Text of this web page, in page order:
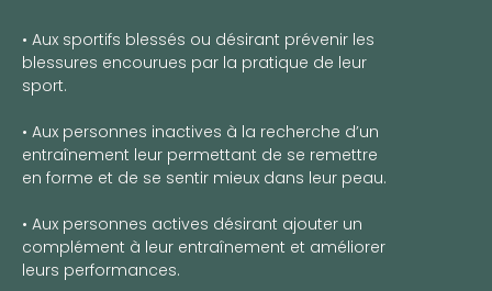
• Aux sportifs blessés ou désirant prévenir les
blessures encourues par la pratique de leur
sport.
• Aux personnes inactives à la recherche d’un
entraînement leur permettant de se remettre
en forme et de se sentir mieux dans leur peau.
• Aux personnes actives désirant ajouter un
complément à leur entraînement et améliorer
leurs performances.